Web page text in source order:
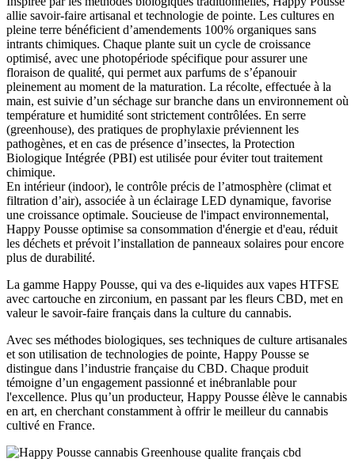
allie savoir-faire artisanal et technologie de pointe. Les cultures en
pleine terre bénéficient d’amendements 100% organiques sans
intrants chimiques. Chaque plante suit un cycle de croissance
optimisé, avec une photopériode spécifique pour assurer une
floraison de qualité, qui permet aux parfums de s’épanouir
pleinement au moment de la maturation. La récolte, effectuée à la
main, est suivie d’un séchage sur branche dans un environnement où
température et humidité sont strictement contrôlées. En serre
(greenhouse), des pratiques de prophylaxie préviennent les
pathogènes, et en cas de présence d’insectes, la Protection
Biologique Intégrée (PBI) est utilisée pour éviter tout traitement
chimique.
En intérieur (indoor), le contrôle précis de l’atmosphère (climat et
filtration d’air), associée à un éclairage LED dynamique, favorise
une croissance optimale. Soucieuse de l'impact environnemental,
Happy Pousse optimise sa consommation d'énergie et d'eau, réduit
les déchets et prévoit l’installation de panneaux solaires pour encore
plus de durabilité.
La gamme Happy Pousse, qui va des e-liquides aux vapes HTFSE
avec cartouche en zirconium, en passant par les fleurs CBD, met en
valeur le savoir-faire français dans la culture du cannabis.
Avec ses méthodes biologiques, ses techniques de culture artisanales
et son utilisation de technologies de pointe, Happy Pousse se
distingue dans l’industrie française du CBD. Chaque produit
témoigne d’un engagement passionné et inébranlable pour
l'excellence. Plus qu’un producteur, Happy Pousse élève le cannabis
en art, en cherchant constamment à offrirle meilleur du cannabis
cultivé en France.